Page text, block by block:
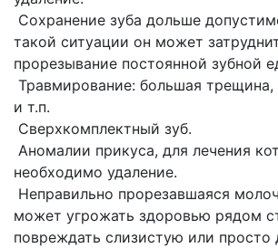
Сохранение зуба дольше
такой ситуации он может
прорезывание постоянной зубной
Травмирование: большая трещина,
и т.п.
Сверхкомплектный зуб.
Аномалии прикуса, для лечения
необходимо удаление.
Неправильно прорезавшаяся
может угрожать здоровью рядом
повреждать слизистую или просто